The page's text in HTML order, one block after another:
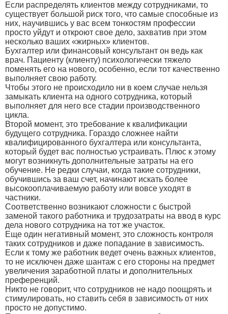
Если распределять клиентов между сотрудниками, то
существует большой риск того, что самые способные из
них, научившись у вас всем тонкостям профессии
просто уйдут и откроют свое дело, захватив при этом
несколько ваших «жирных» клиентов.
Бухгалтер или финансовый консультант он ведь как
врач. Пациенту (клиенту) психологически тяжело
поменять его на нового, особенно, если тот качественно
выполняет свою работу.
Чтобы этого не происходило ни в коем случае нельзя
замыкать клиента на одного сотрудника, который
выполняет для него все стадии производственного
цикла.
Второй момент, это требование к квалификации
будущего сотрудника. Гораздо сложнее найти
квалифицированного бухгалтера или консультанта,
который будет вас полностью устраивать. Плюс к этому
могут возникнуть дополнительные затраты на его
обучение. Не редки случаи, когда такие сотрудники,
обучившись за ваш счет, начинают искать более
высокооплачиваемую работу или вовсе уходят в
частники.
Соответственно возникают сложности с быстрой
заменой такого работника и трудозатраты на ввод в курс
дела нового сотрудника на тот же участок.
Еще один негативный момент, это сложность контроля
таких сотрудников и даже попадание в зависимость.
Если к тому же работник ведет очень важных клиентов,
то не исключен даже шантаж с его стороны на предмет
увеличения заработной платы и дополнительных
преференций.
Никто не говорит, что сотрудников не надо поощрять и
стимулировать, но ставить себя в зависимость от них
просто не допустимо.